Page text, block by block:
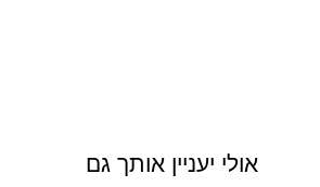
אולי יעניין אותך גם